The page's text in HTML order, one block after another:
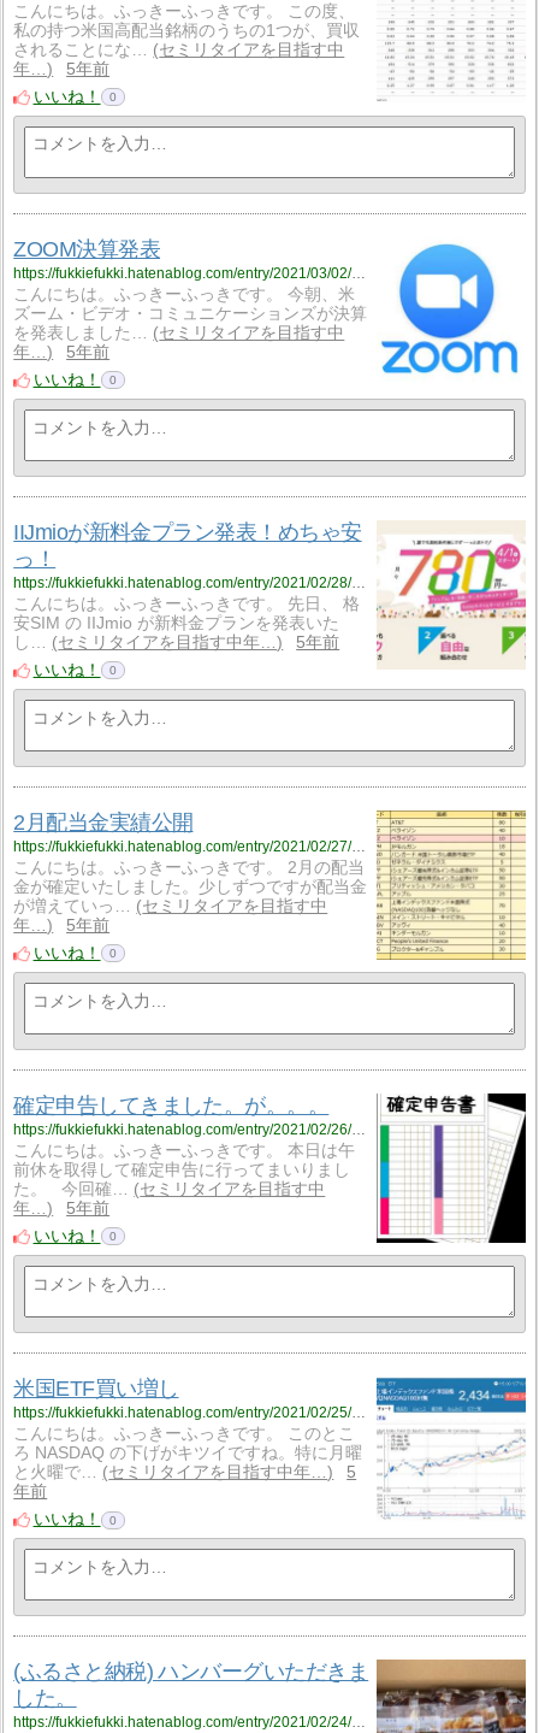
こんにちは。ふっきーふっきです。 この度、
私の持つ米国高配当銘柄のうちの1つが、買収
されることにな…
セミリタイアを目指す中
年…
5年前
いいね！
0
ZOOM決算発表
https://fukkiefukki.hatenablog.com/entry/2021/03/02/210000
こんにちは。ふっきーふっきです。 今朝、米
ズーム・ビデオ・コミュニケーションズが決算
を発表しました…
セミリタイアを目指す中
年…
5年前
いいね！
0
IIJmioが新料金プラン発表！めちゃ安
っ！
https://fukkiefukki.hatenablog.com/entry/2021/02/28/203958
こんにちは。ふっきーふっきです。 先日、 格
安SIM の IIJmio が新料金プランを発表いた
し…
セミリタイアを目指す中年…
5年前
いいね！
0
2月配当金実績公開
https://fukkiefukki.hatenablog.com/entry/2021/02/27/201904
こんにちは。ふっきーふっきです。 2月の配当
金が確定いたしました。少しずつですが配当金
が増えていっ…
セミリタイアを目指す中
年…
5年前
いいね！
0
確定申告してきました。が。。。
https://fukkiefukki.hatenablog.com/entry/2021/02/26/212541
こんにちは。ふっきーふっきです。 本日は午
前休を取得して確定申告に行ってまいりまし
た。 今回確…
セミリタイアを目指す中
年…
5年前
いいね！
0
米国ETF買い増し
https://fukkiefukki.hatenablog.com/entry/2021/02/25/222617
こんにちは。ふっきーふっきです。 このとこ
ろ NASDAQ の下げがキツイですね。特に月曜
と火曜で…
セミリタイアを目指す中年…
5
年前
いいね！
0
(ふるさと納税) ハンバーグいただきま
した。
https://fukkiefukki.hatenablog.com/entry/2021/02/24/213435